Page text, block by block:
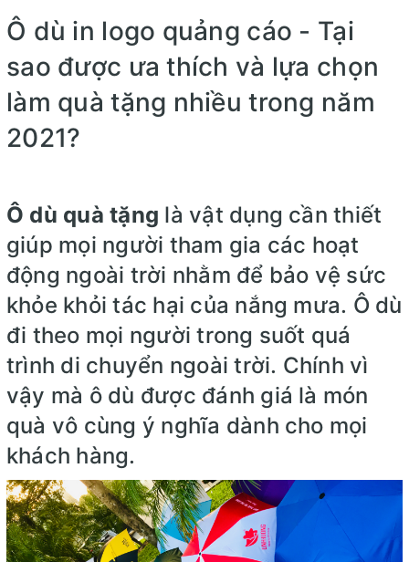
Ô dù in logo quảng cáo - Tại
sao được ưa thích và lựa chọn
làm quà tặng nhiều trong năm
2021?
Ô dù quà tặng là vật dụng cần thiết
giúp mọi người tham gia các hoạt
động ngoài trời nhằm để bảo vệ sức
khỏe khỏi tác hại của nắng mưa. Ô dù
đi theo mọi người trong suốt quá
trình di chuyển ngoài trời. Chính vì
vậy mà ô dù được đánh giá là món
quà vô cùng ý nghĩa dành cho mọi
khách hàng.